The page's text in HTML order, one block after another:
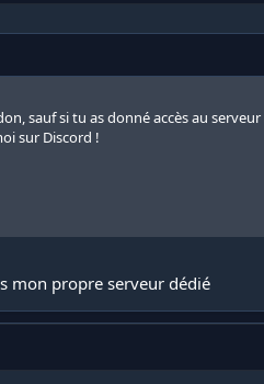
sauf si tu as donné accès au
sur Discord !
mon propre serveur dédié